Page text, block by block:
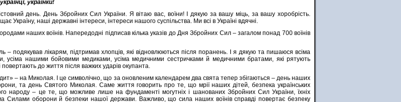
українки!
день. День Збройних Сил України. Я вітаю вас, воїни! І дякую за вашу міць, за вашу хоробрість.
Україну, наші державні інтереси, інтереси нашого суспільства. Ми всі в Україні вдячні.
наших воїнів. Напередодні підписав кілька указів до Дня Збройних Сил – загалом понад 700 воїнів
– подякував лікарям, підтримав хлопців, які відновлюються після поранень. І я дякую та пишаюся всіма
усіма нашими бойовими медиками, усіма медичними сестричками й медичними братами, які рятують
повертають до життя після важких ударів окупанта.
– на Миколая. І це символічно, що за оновленим календарем два свята тепер збігаються – день наших
та день Святого Миколая. Саме життя говорить про те, що мрії наших дітей, безпека українських
народу – це те, що можливе лише на фундаменті могутніх і шанованих Збройних Сил України, їхніх
Силами оборони й безпеки нашої держави. Важливо, що сила наших воїнів справді повертає безпеку